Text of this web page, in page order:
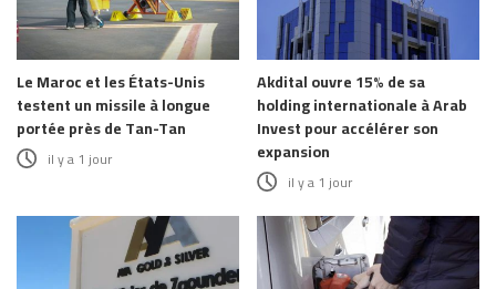
Le Maroc et les États-Unis
testent un missile à longue
portée près de Tan-Tan
il y a 1 jour
Akdital ouvre 15% de sa
holding internationale à Arab
Invest pour accélérer son
expansion
il y a 1 jour